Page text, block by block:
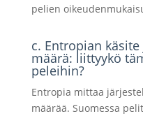
pelien
c. Entropian
määrä: liittyykö
peleihin?
Entropia mittaa
määrää. Suomessa